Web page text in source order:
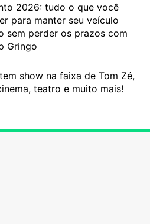
2026: tudo o que você
para manter seu veículo
sem perder os prazos com
Gringo
show na faixa de Tom Zé,
teatro e muito mais!